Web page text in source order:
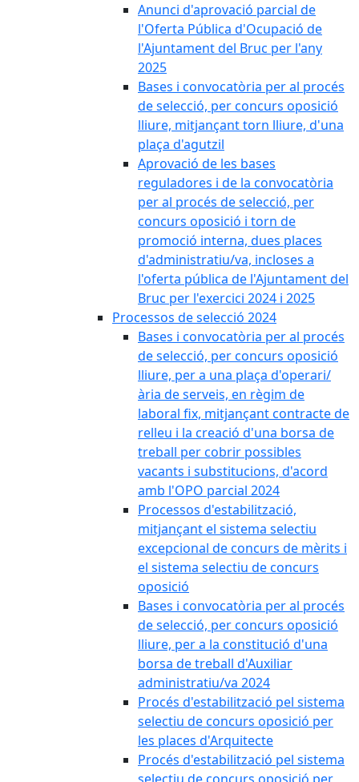
Anunci d'aprovació parcial de
l'Oferta Pública d'Ocupació de
l'Ajuntament del Bruc per l'any
2025
Bases i convocatòria per al procés
de selecció, per concurs oposició
lliure, mitjançant torn lliure, d'una
plaça d'agutzil
Aprovació de les bases
reguladores i de la convocatòria
per al procés de selecció, per
concurs oposició i torn de
promoció interna, dues places
d'administratiu/va, incloses a
l'oferta pública de l'Ajuntament del
Bruc per l'exercici 2024 i 2025
Processos de selecció 2024
Bases i convocatòria per al procés
de selecció, per concurs oposició
lliure, per a una plaça d'operari/
ària de serveis, en règim de
laboral fix, mitjançant contracte de
relleu i la creació d'una borsa de
treball per cobrir possibles
vacants i substitucions, d'acord
amb l'OPO parcial 2024
Processos d'estabilització,
mitjançant el sistema selectiu
excepcional de concurs de mèrits i
el sistema selectiu de concurs
oposició
Bases i convocatòria per al procés
de selecció, per concurs oposició
lliure, per a la constitució d'una
borsa de treball d'Auxiliar
administratiu/va 2024
Procés d'estabilització pel sistema
selectiu de concurs oposició per
les places d'Arquitecte
Procés d'estabilització pel sistema